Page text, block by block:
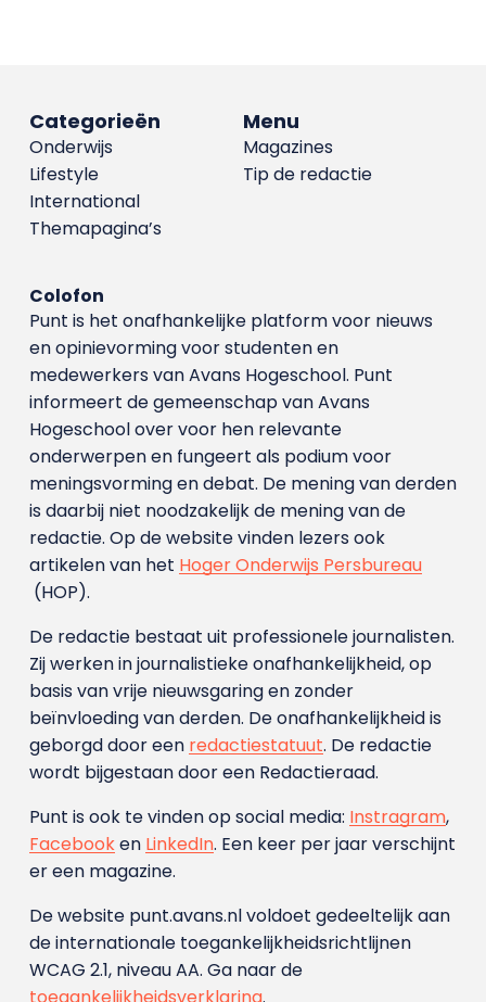
Menu
Magazines
Tip de redactie
Categorieën
Onderwijs
Lifestyle
International
Themapagina’s
Colofon
Punt is het onafhankelijke platform voor nieuws
en opinievorming voor studenten en
medewerkers van Avans Hoge­school. Punt
informeert de gemeenschap van Avans
Hogeschool over voor hen relevante
onderwerpen en fungeert als podium voor
meningsvorming en debat. De mening van derden
is daarbij niet noodzakelijk de mening van de
redactie. Op de website vinden lezers ook
artikelen van het Hoger Onderwijs Persbureau
(HOP).
De redactie bestaat uit professionele journalisten.
Zij werken in journalistieke onafhankelijkheid, op
basis van vrije nieuwsgaring en zonder
beïnvloeding van derden. De onafhankelijkheid is
geborgd door een redactiestatuut. De redactie
wordt bijgestaan door een Redactieraad.
Punt is ook te vinden op social media: Instragram,
Facebooken LinkedIn. Een keer per jaar verschijnt
er een magazine.
De website punt.avans.nl voldoet gedeeltelijk aan
de internationale toegankelijkheidsrichtlijnen
WCAG 2.1, niveau AA. Ga naar de